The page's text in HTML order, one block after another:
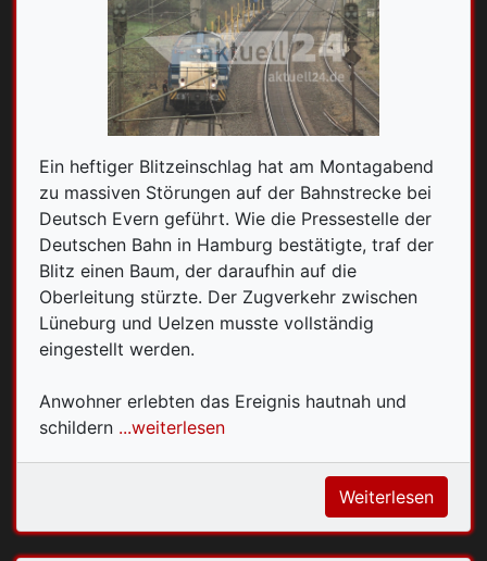
Ein heftiger Blitzeinschlag hat am Montagabend
zu massiven Störungen auf der Bahnstrecke bei
Deutsch Evern geführt. Wie die Pressestelle der
Deutschen Bahn in Hamburg bestätigte, traf der
Blitz einen Baum, der daraufhin auf die
Oberleitung stürzte. Der Zugverkehr zwischen
Lüneburg und Uelzen musste vollständig
eingestellt werden.
Anwohner erlebten das Ereignis hautnah und
schildern ...weiterlesen
Weiterlesen